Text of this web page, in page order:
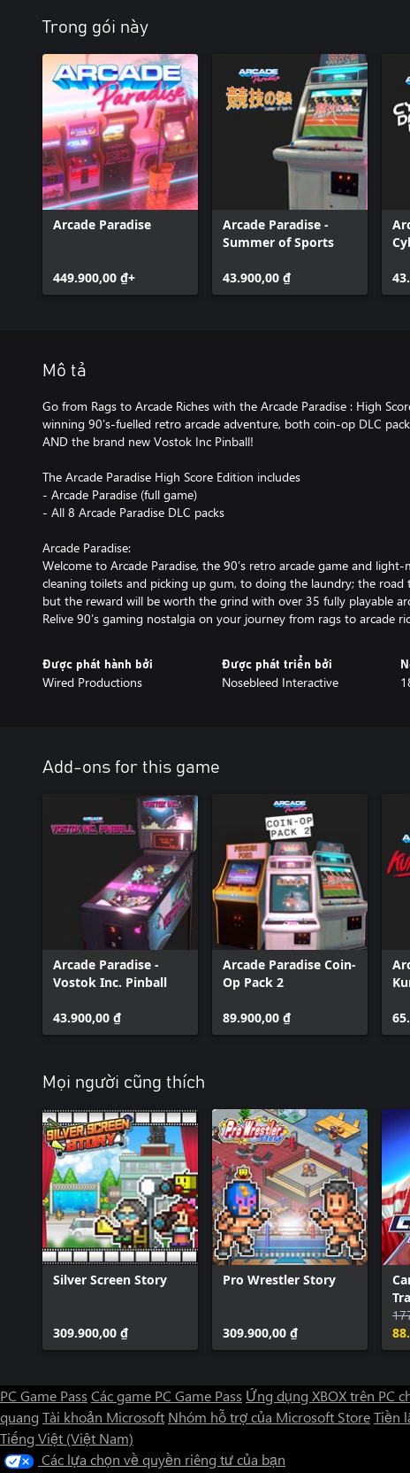
Trong gói này
Arcade Paradise
449.900,00 ₫+
Arcade Paradise -
Summer of Sports
43.900,00 ₫
Mô tả
Go from Rags to Arcade Riches with the Arcade Paradise : High
winning 90’s-fuelled retro arcade adventure, both coin-op DLC
AND the brand new Vostok Inc Pinball!
The Arcade Paradise High Score Edition includes
- Arcade Paradise (full game)
- All 8 Arcade Paradise DLC packs
Arcade Paradise:
Welcome to Arcade Paradise, the 90’s retro arcade game and
cleaning toilets and picking up gum, to doing the laundry; the road
but the reward will be worth the grind with over 35 fully playable
Relive 90’s gaming nostalgia on your journey from rags to arcade
Được phát hành bởi
Wired Productions
Được phát triển bởi
Nosebleed Interactive
Add-ons for this game
Arcade Paradise -
Vostok Inc. Pinball
43.900,00 ₫
Arcade Paradise Coin-
Op Pack 2
89.900,00 ₫
Mọi người cũng thích
Silver Screen Story
309.900,00 ₫
Pro Wrestler Story
309.900,00 ₫
PC Game Pass Các game PC Game Pass Ứng dụng XBOX trên PC
quang Tài khoản Microsoft Nhóm hỗ trợ của Microsoft StoreTiền
Tiếng Việt (Việt Nam)
Các lựa chọn về quyền riêng tư của bạn